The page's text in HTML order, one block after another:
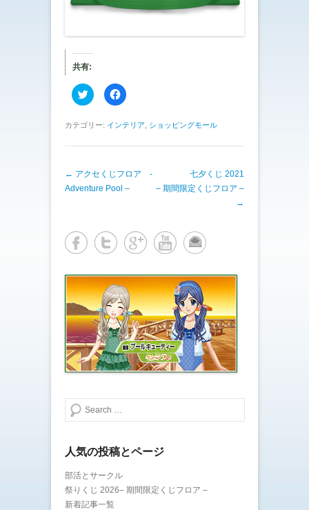
共有:
ク
リ
し
w
t
e
r
新
し
い
ン
ド
ウ
で
開
き
ま
す
)
F
a
b
k
有
す
る
ッ
ク
し
だ
さ
い
(
新
し
い
ウ
ィ
ン
ド
ウ
で
ま
カテゴリー: インテリア ショッピングモール
投稿ナビゲーション
← アクセくじフロア -
Adventure Pool –
七夕くじ 2021
– 期間限定くじフロア –
→
検索する
人気の投稿とページ
部活とサークル
祭りくじ 2026– 期間限定くじフロア –
新着記事一覧